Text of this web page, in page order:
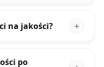
na jakości?
po